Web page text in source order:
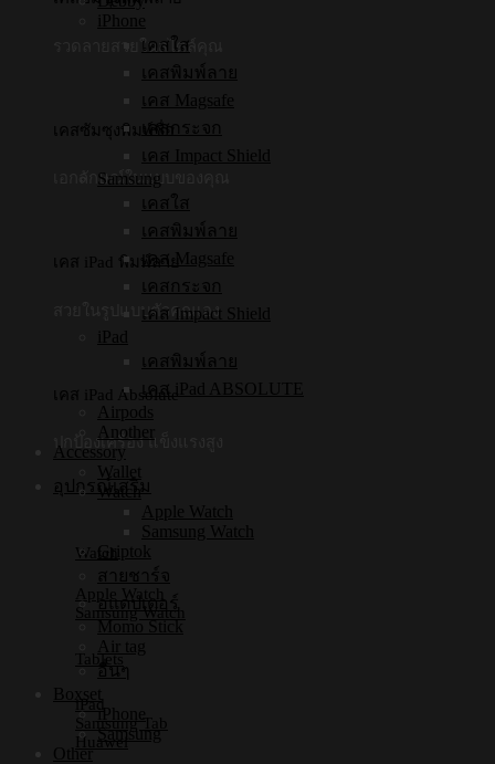
รวดลายสวยในสไตล์คุณ
เคสซัมซุงพิมพ์ชื่อ
เอกลักษณ์ในแบบของคุณ
เคส iPad พิมพ์ลาย
สวยในรูปแบบตัวคุณเอง
เคส iPad Absolute
ปกป้องเครื่อง แข็งแรงสูง
อุปกรณ์เสริม
Watch
Apple Watch
Samsung Watch
Tablets
iPad
Samsung Tab
Huawei
iPhone
เคสใส
เคสพิมพ์ลาย
เคส Magsafe
เคสกระจก
เคส Impact Shield
Samsung
เคสใส
เคสพิมพ์ลาย
เคส Magsafe
เคสกระจก
เคส Impact Shield
iPad
เคสพิมพ์ลาย
เคส iPad ABSOLUTE
Airpods
Another
Accessory
Wallet
Watch
Apple Watch
Samsung Watch
Griptok
สายชาร์จ
อแดปเตอร์
Momo Stick
Air tag
อื่นๆ
Boxset
iPhone
Samsung
Other